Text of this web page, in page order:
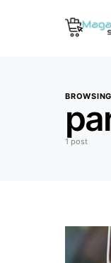
1 post